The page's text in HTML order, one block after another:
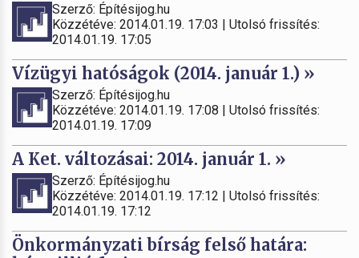
Szerző: Építésijog.hu
Közzétéve: 2014.01.19. 17:03 | Utolsó frissítés:
2014.01.19. 17:05
Vízügyi hatóságok (2014. január 1.) »
Szerző: Építésijog.hu
Közzétéve: 2014.01.19. 17:08 | Utolsó frissítés:
2014.01.19. 17:09
A Ket. változásai: 2014. január 1. »
Szerző: Építésijog.hu
Közzétéve: 2014.01.19. 17:12 | Utolsó frissítés:
2014.01.19. 17:12
Önkormányzati bírság felső határa: